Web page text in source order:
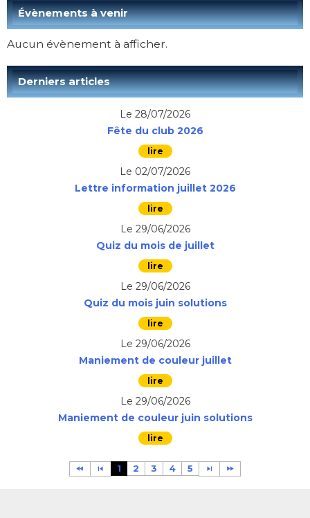
Évènements à venir
Aucun évènement à afficher.
Derniers articles
Le 28/07/2026
Fête du club 2026
Le 02/07/2026
Lettre information juillet 2026
Le 29/06/2026
Quiz du mois de juillet
Le 29/06/2026
Quiz du mois juin solutions
Le 29/06/2026
Maniement de couleur juillet
Le 29/06/2026
Maniement de couleur juin solutions
1 2 3 4 5